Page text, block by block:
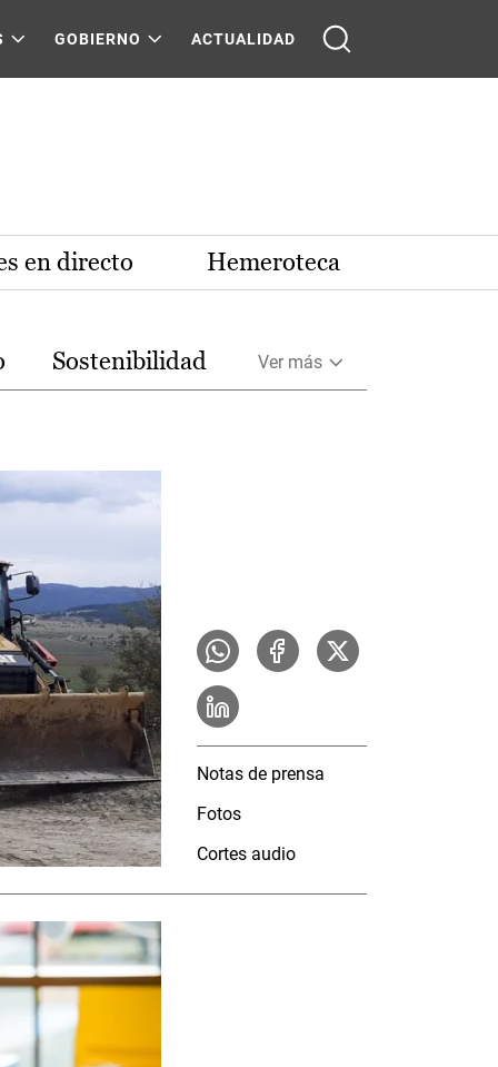
GOBIERNO ACTUALIDAD
en directo Hemeroteca
Sostenibilidad Ver más
Notas de prensa
Fotos
Cortes audio